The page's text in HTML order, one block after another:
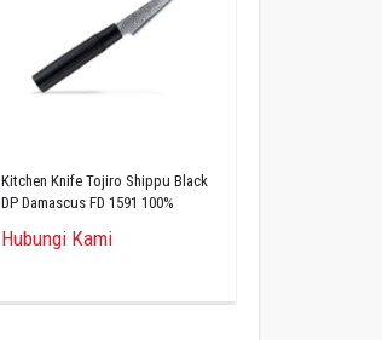
Kitchen Knife Tojiro Shippu Black
DP Damascus FD 1591 100%
Hubungi Kami